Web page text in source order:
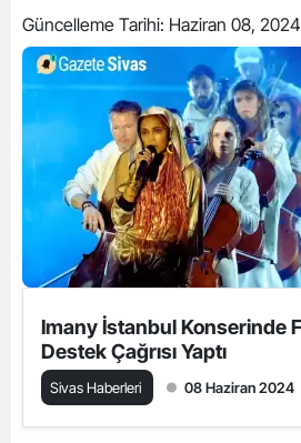
Güncelleme Tarihi: Haziran 08,
Imany İstanbul Konserinde
Destek Çağrısı Yaptı
Sivas Haberleri 08 Haziran 2024